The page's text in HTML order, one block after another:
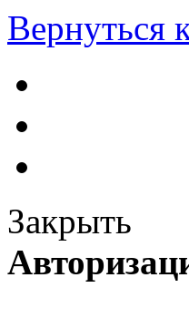
Вернуться
Закрыть